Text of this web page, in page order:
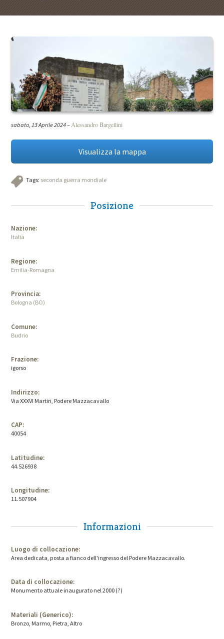
sabato, 13 Aprile 2024–Alessandro Bargellini
Visualizza la mappa
Tags: seconda guerra mondiale
Posizione
Nazione:
Italia
Regione:
Emilia-Romagna
Provincia:
Bologna (BO)
Comune:
Budrio
Frazione:
igorso
Indirizzo:
Via XXXVI Martiri, Podere Mazzacavallo
CAP:
40054
Latitudine:
44.526938
Longitudine:
11.507904
Informazioni
Luogo di collocazione:
Area dedicata, posta a fianco dell'ingresso del Podere Mazzacavallo.
Data di collocazione:
Monumento attuale inaugurato nel 2000 (?)
Materiali (Generico):
Bronzo, Marmo, Pietra, Altro